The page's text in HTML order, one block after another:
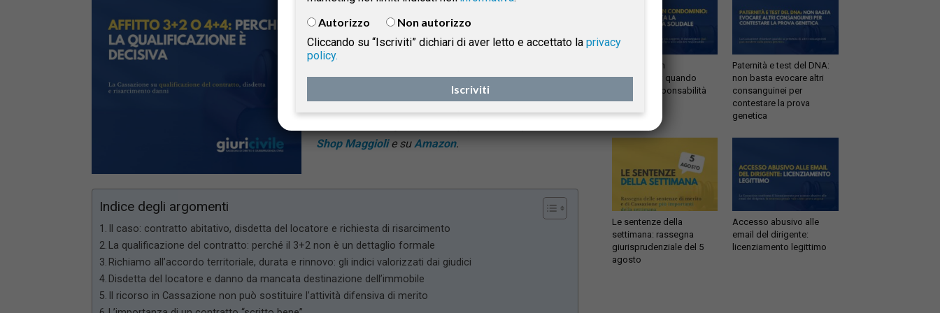
sull’eventuale risarcimento del conduttore
precisato la Cassazione,con l’ordinanza n.
Per approfondimenti su quest’ultimo
aspetto, consigliamo il volume“Il ricorso per
Shop Maggiolie suAmazon.
Indice degli argomenti
Il caso: contratto abitativo, disdetta del locatore e richiesta di risarcimento
La qualificazione del contratto: perché il 3+2 non è un dettaglio formale
Richiamo all’accordo territoriale, durata e rinnovo: gli indici valorizzati dai giudici
Disdetta del locatore e danno da mancata destinazione dell’immobile
Il ricorso in Cassazione non può sostituire l’attività difensiva di merito
Infiltrazioni in
condominio: quando
scatta la responsabilità
solidale
Paternità e test del DNA:
non basta evocare altri
consanguinei per
contestare la prova
genetica
Le sentenze della
settimana: rassegna
giurisprudenziale del 5
agosto
Accesso abusivo alle
email del dirigente:
licenziamento legittimo
Autorizzo
Non autorizzo
Cliccando su “Iscriviti” dichiari di aver letto e accettato la privacy
policy.
Iscriviti